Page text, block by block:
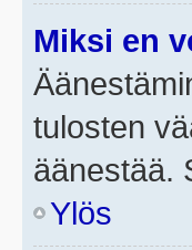
Miksi en
tulosten
äänestää.
Ylös